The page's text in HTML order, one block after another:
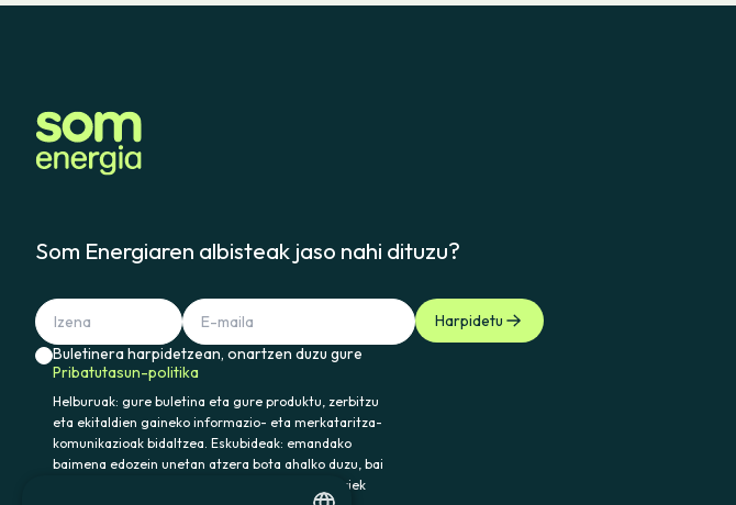
Som Energiaren albisteak jaso nahi dituzu?
Harpidetu
Buletinera harpidetzean, onartzen duzu gure
Pribatutasun-politika
Helburuak: gure buletina eta gure produktu, zerbitzu
eta ekitaldien gaineko informazio- eta merkataritza-
komunikazioak bidaltzea. Eskubideak: emandako
baimena edozein unetan atzera bota ahalko duzu, bai
eta datuak atzitu, zuzendu eta ezabatu ere. Horiek